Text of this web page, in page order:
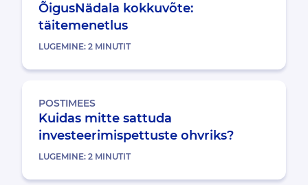
ÕigusNädala kokkuvõte:
täitemenetlus
LUGEMINE: 2 MINUTIT
POSTIMEES
Kuidas mitte sattuda
investeerimispettuste ohvriks?
LUGEMINE: 2 MINUTIT